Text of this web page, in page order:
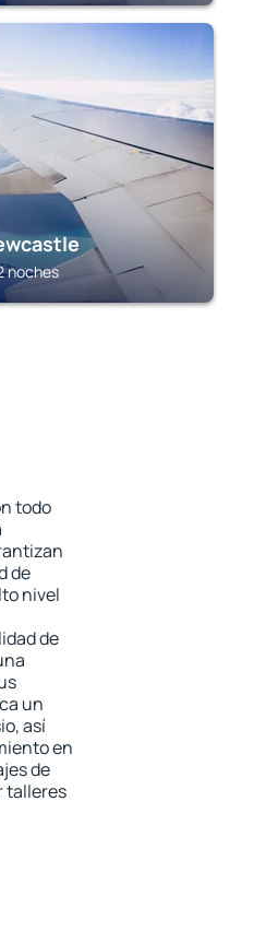
noches
todo
de
nivel
de
un
así
en
de
talleres